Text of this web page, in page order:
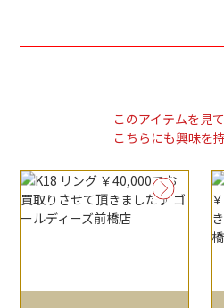
このアイテムを見
こちらにも興味を